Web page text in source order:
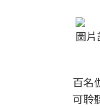
圖
百名
可聆